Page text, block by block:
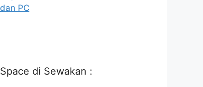
dan PC
Space di Sewakan :